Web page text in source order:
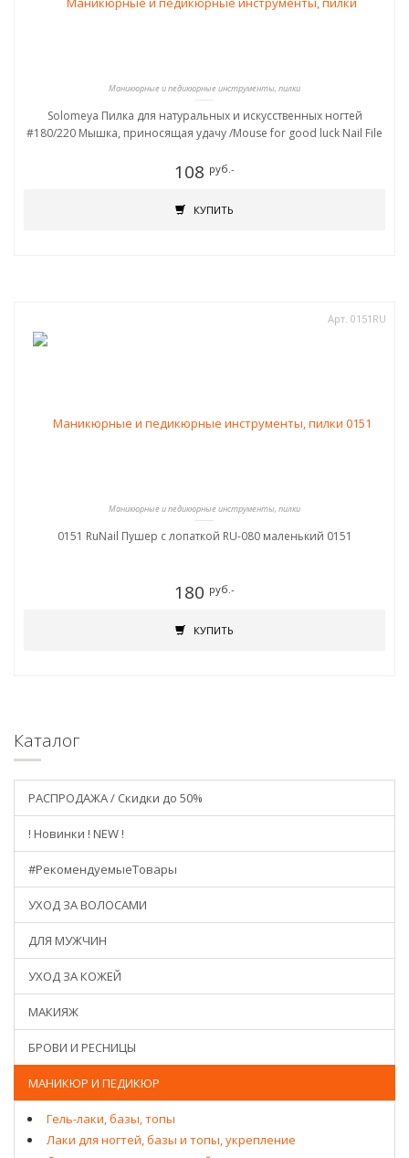
Маникюрные и педикюрные инструменты, пилки
Solomeya Пилка для натуральных и искусственных ногтей
#180/220 Мышка, приносящая удачу /Mouse for good luck Nail File
108 руб.-
КУПИТЬ
Арт. 0151RU
Маникюрные и педикюрные инструменты, пилки
0151 RuNail Пушер с лопаткой RU-080 маленький 0151
180 руб.-
КУПИТЬ
Каталог
РАСПРОДАЖА / Скидки до 50%
! Новинки ! NEW !
#РекомендуемыеТовары
УХОД ЗА ВОЛОСАМИ
ДЛЯ МУЖЧИН
УХОД ЗА КОЖЕЙ
МАКИЯЖ
БРОВИ И РЕСНИЦЫ
МАНИКЮР И ПЕДИКЮР
Гель-лаки, базы, топы
Лаки для ногтей, базы и топы, укрепление